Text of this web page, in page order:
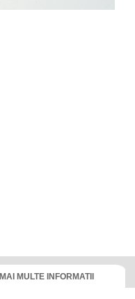
MAI MULTE INFORMATII